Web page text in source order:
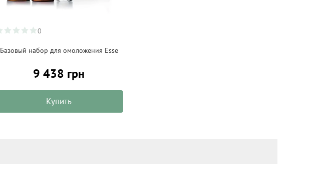
0
Базовый набор для омоложения Esse
9 438 грн
Купить